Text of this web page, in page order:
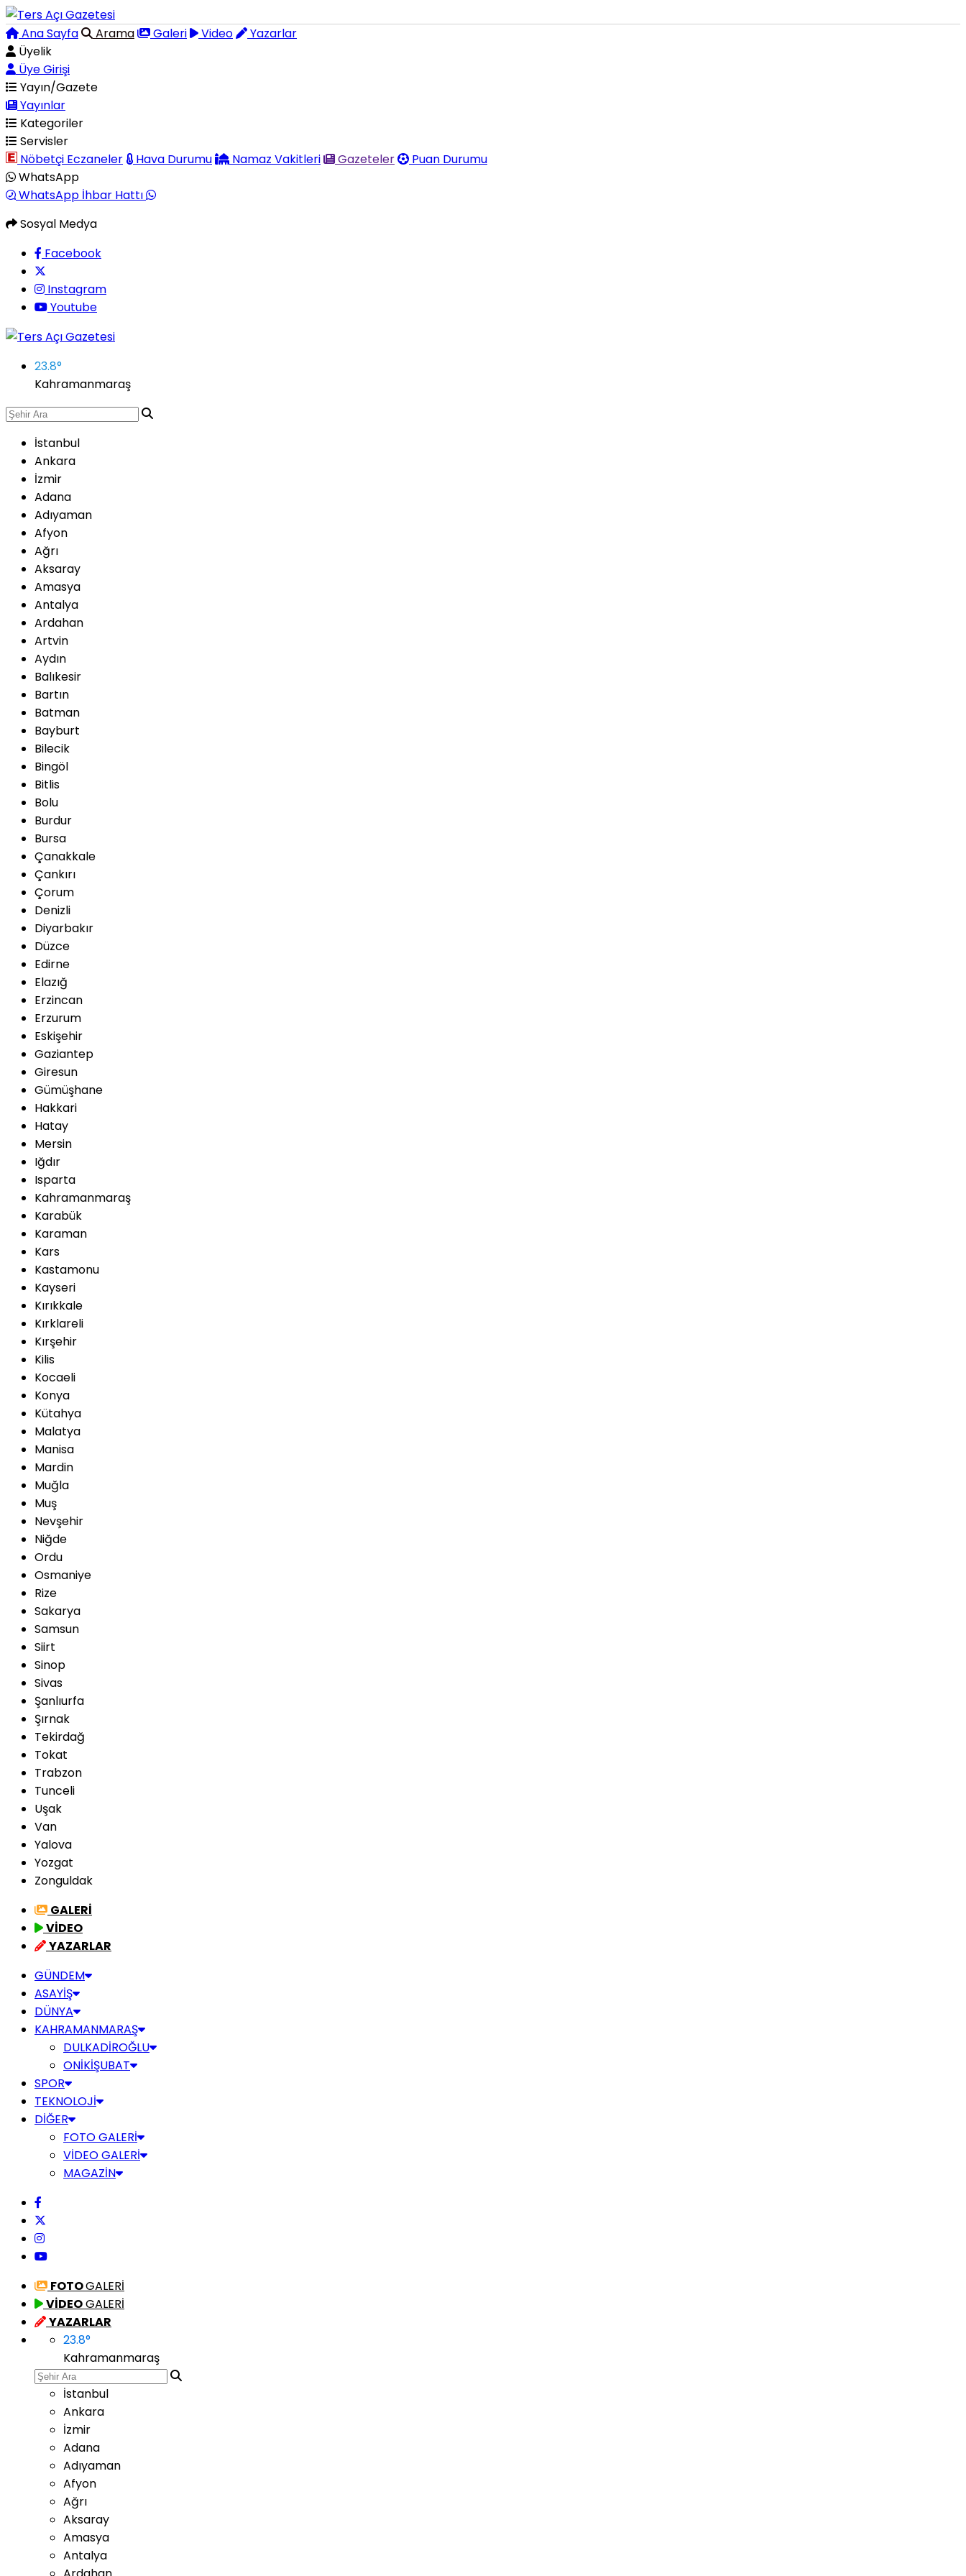
Ana Sayfa Arama Galeri Video
Yazarlar
Üyelik
Üye Girişi
Yayın/Gazete
Yayınlar
Kategoriler
Servisler
Nöbetçi Eczaneler
Hava Durumu Namaz Vakitleri Gazeteler
Puan Durumu
WhatsApp
WhatsApp İhbar Hattı
Sosyal Medya
Facebook
Instagram
Youtube
23.8°
Kahramanmaraş
İstanbul
Ankara
İzmir
Adana
Adıyaman
Afyon
Ağrı
Aksaray
Amasya
Antalya
Ardahan
Artvin
Aydın
Balıkesir
Bartın
Batman
Bayburt
Bilecik
Bingöl
Bitlis
Bolu
Burdur
Bursa
Çanakkale
Çankırı
Çorum
Denizli
Diyarbakır
Düzce
Edirne
Elazığ
Erzincan
Erzurum
Eskişehir
Gaziantep
Giresun
Gümüşhane
Hakkari
Hatay
Mersin
Iğdır
Isparta
Kahramanmaraş
Karabük
Karaman
Kars
Kastamonu
Kayseri
Kırıkkale
Kırklareli
Kırşehir
Kilis
Kocaeli
Konya
Kütahya
Malatya
Manisa
Mardin
Muğla
Muş
Nevşehir
Niğde
Ordu
Osmaniye
Rize
Sakarya
Samsun
Siirt
Sinop
Sivas
Şanlıurfa
Şırnak
Tekirdağ
Tokat
Trabzon
Tunceli
Uşak
Van
Yalova
Yozgat
Zonguldak
GALERİ
VİDEO
YAZARLAR
GÜNDEM
ASAYİŞ
DÜNYA
KAHRAMANMARAŞ
DULKADİROĞLU
ONİKİŞUBAT
SPOR
TEKNOLOJİ
DİĞER
FOTO GALERİ
VİDEO GALERİ
MAGAZİN
FOTOGALERİ
VİDEOGALERİ
YAZARLAR
23.8°
Kahramanmaraş
İstanbul
Ankara
İzmir
Adana
Adıyaman
Afyon
Ağrı
Aksaray
Amasya
Antalya